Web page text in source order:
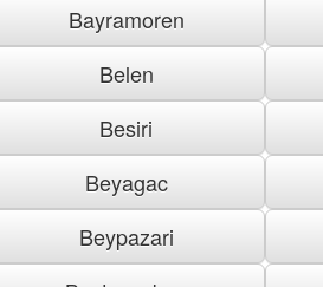
Bayramoren
Belen
Besiri
Beyagac
Beypazari